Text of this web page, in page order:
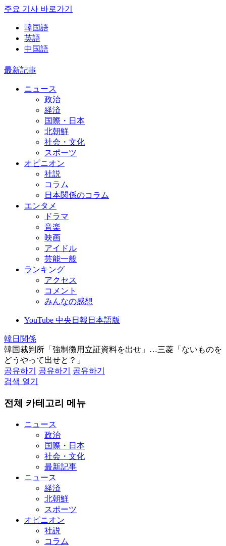
주요 기사 바로가기
韓国語
英語
中国語
最新記事
ニュース
政治
経済
国際・日本
北朝鮮
社会・文化
スポーツ
オピニオン
社説
コラム
日本関係のコラム
エンタメ
ドラマ
音楽
映画
アイドル
芸能一般
ランキング
アクセス
コメント
みんなの感想
YouTube 中央日報日本語版
韓日関係
韓国裁判所「強制徴用立証資料を出せ」…三菱「ないものを
どうやって出せと？」
공유하기
공유하기
공유하기
검색 열기
전체 카테고리 메뉴
ニュース
政治
国際・日本
社会・文化
最新記事
ニュース
経済
北朝鮮
スポーツ
オピニオン
社説
コラム